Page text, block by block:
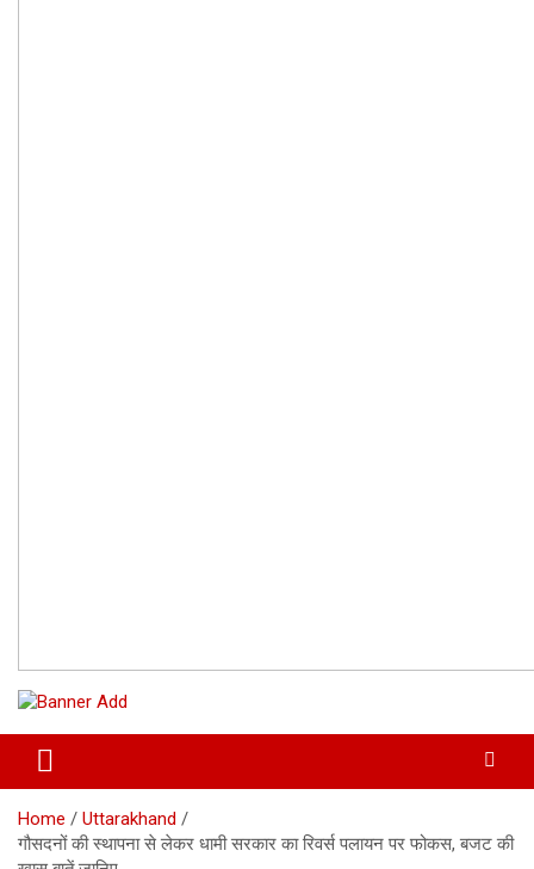
Home
Uttarakhand
गौसदनों की स्थापना से लेकर धामी सरकार का रिवर्स पलायन पर फोकस, बजट की